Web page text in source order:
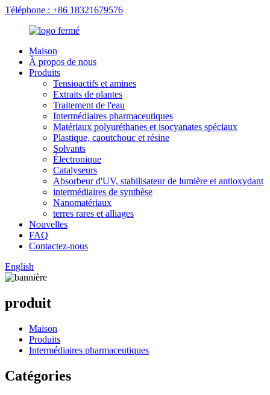
Téléphone : +86 18321679576
Maison
À propos de nous
Produits
Tensioactifs et amines
Extraits de plantes
Traitement de l'eau
Intermédiaires pharmaceutiques
Matériaux polyuréthanes et isocyanates spéciaux
Plastique, caoutchouc et résine
Solvants
Électronique
Catalyseurs
Absorbeur d'UV, stabilisateur de lumière et antioxydant
intermédiaires de synthèse
Nanomatériaux
terres rares et alliages
Nouvelles
FAQ
Contactez-nous
English
produit
Maison
Produits
Intermédiaires pharmaceutiques
Catégories